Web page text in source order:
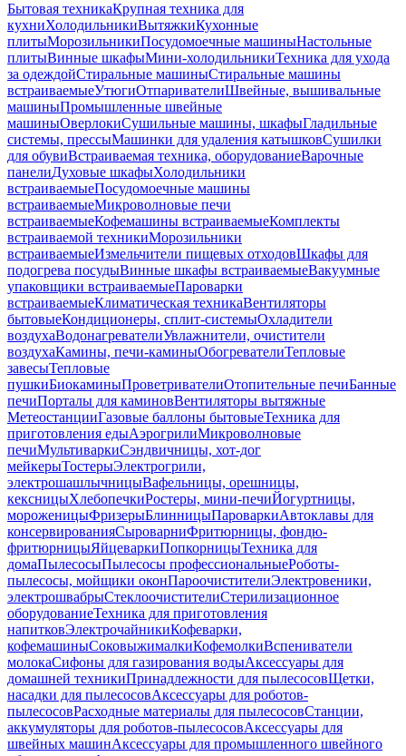
Бытовая техникаКрупная техника для
кухниХолодильникиВытяжкиКухонные
плитыМорозильникиПосудомоечные машиныНастольные
плитыВинные шкафыМини-холодильникиТехника для ухода
за одеждойСтиральные машиныСтиральные машины
встраиваемыеУтюгиОтпаривателиШвейные, вышивальные
машиныПромышленные швейные
машиныОверлокиСушильные машины, шкафыГладильные
системы, прессыМашинки для удаления катышковСушилки
для обувиВстраиваемая техника, оборудованиеВарочные
панелиДуховые шкафыХолодильники
встраиваемыеПосудомоечные машины
встраиваемыеМикроволновые печи
встраиваемыеКофемашины встраиваемыеКомплекты
встраиваемой техникиМорозильники
встраиваемыеИзмельчители пищевых отходовШкафы для
подогрева посудыВинные шкафы встраиваемыеВакуумные
упаковщики встраиваемыеПароварки
встраиваемыеКлиматическая техникаВентиляторы
бытовыеКондиционеры, сплит-системыОхладители
воздухаВодонагревателиУвлажнители, очистители
воздухаКамины, печи-каминыОбогревателиТепловые
завесыТепловые
пушкиБиокаминыПроветривателиОтопительные печиБанные
печиПорталы для каминовВентиляторы вытяжные
МетеостанцииГазовые баллоны бытовыеТехника для
приготовления едыАэрогрилиМикроволновые
печиМультиваркиСэндвичницы, хот-дог
мейкерыТостерыЭлектрогрили,
электрошашлычницыВафельницы, орешницы,
кексницыХлебопечкиРостеры, мини-печиЙогуртницы,
мороженицыФризерыБлинницыПароваркиАвтоклавы для
консервированияСыроварниФритюрницы, фондю-
фритюрницыЯйцеваркиПопкорницыТехника для
домаПылесосыПылесосы профессиональныеРоботы-
пылесосы, мойщики оконПароочистителиЭлектровеники,
электрошвабрыСтеклоочистителиСтерилизационное
оборудованиеТехника для приготовления
напитковЭлектрочайникиКофеварки,
кофемашиныСоковыжималкиКофемолкиВспениватели
молокаСифоны для газирования водыАксессуары для
домашней техникиПринадлежности для пылесосовЩетки,
насадки для пылесосовАксессуары для роботов-
пылесосовРасходные материалы для пылесосовСтанции,
аккумуляторы для роботов-пылесосовАксессуары для
швейных машинАксессуары для промышленного швейного